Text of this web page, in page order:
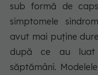
sub formă de
simptomele
avut mai puține
după ce au
săptămâni.